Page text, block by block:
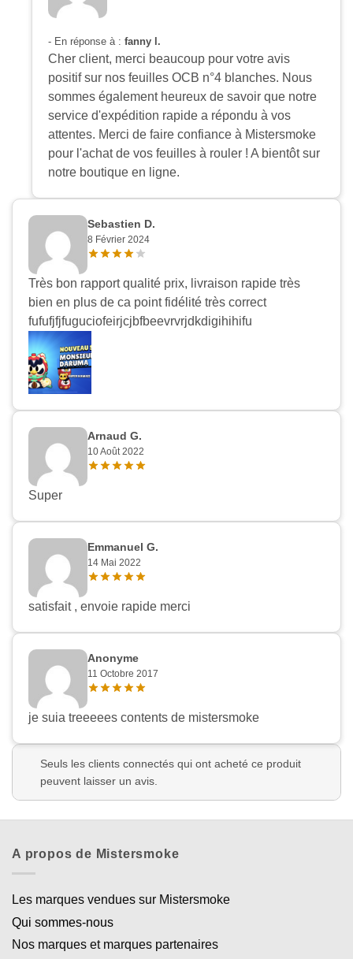
- En réponse à : fanny l.
Cher client, merci beaucoup pour votre avis
positif sur nos feuilles OCB n°4 blanches. Nous
sommes également heureux de savoir que notre
service d'expédition rapide a répondu à vos
attentes. Merci de faire confiance à Mistersmoke
pour l'achat de vos feuilles à rouler ! A bientôt sur
notre boutique en ligne.
Sebastien D.
8 Février 2024
Très bon rapport qualité prix, livraison rapide très
bien en plus de ca point fidélité très correct
fufufjfjfuguciofeirjcjbfbeevrvrjdkdigihihifu
Arnaud G.
10 Août 2022
Super
Emmanuel G.
14 Mai 2022
satisfait , envoie rapide merci
Anonyme
11 Octobre 2017
je suia treeeees contents de mistersmoke
Seuls les clients connectés qui ont acheté ce produit
peuvent laisser un avis.
A propos de Mistersmoke
Les marques vendues sur Mistersmoke
Qui sommes-nous
Nos marques et marques partenaires